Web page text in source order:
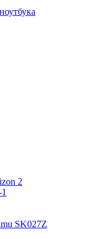
2
SK027Z